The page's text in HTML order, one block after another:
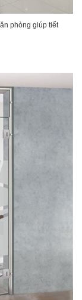
phòng giúp tiết